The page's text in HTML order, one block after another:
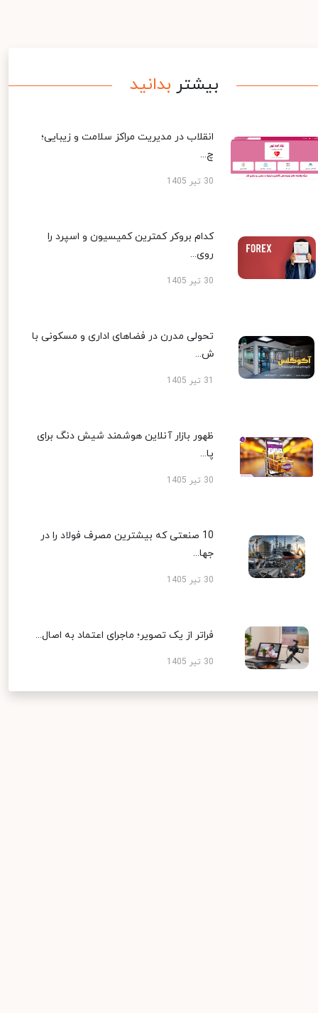
بیشتر بدانید
انقلاب در مدیریت مراکز سلامت و زیبایی؛
چ...
30 تیر 1405
کدام بروکر کمترین کمیسیون و اسپرد را
روی...
30 تیر 1405
تحولی مدرن در فضاهای اداری و مسکونی با
ش...
ظهور بازار آنلاین هوشمند شیش دنگ برای
پا...
30 تیر 1405
10 صنعتی که بیشترین مصرف فولاد را در
جها...
30 تیر 1405
فراتر از یک تصویر؛ ماجرای اعتماد به اصال...
30 تیر 1405